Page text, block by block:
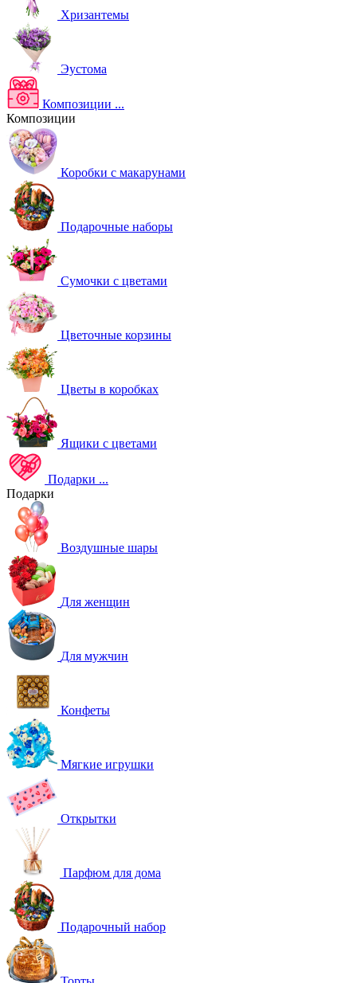
Хризантемы
Эустома
Композиции ...
Композиции
Коробки с макарунами
Подарочные наборы
Сумочки с цветами
Цветочные корзины
Цветы в коробках
Ящики с цветами
Подарки ...
Подарки
Воздушные шары
Для женщин
Для мужчин
Конфеты
Мягкие игрушки
Открытки
Парфюм для дома
Подарочный набор